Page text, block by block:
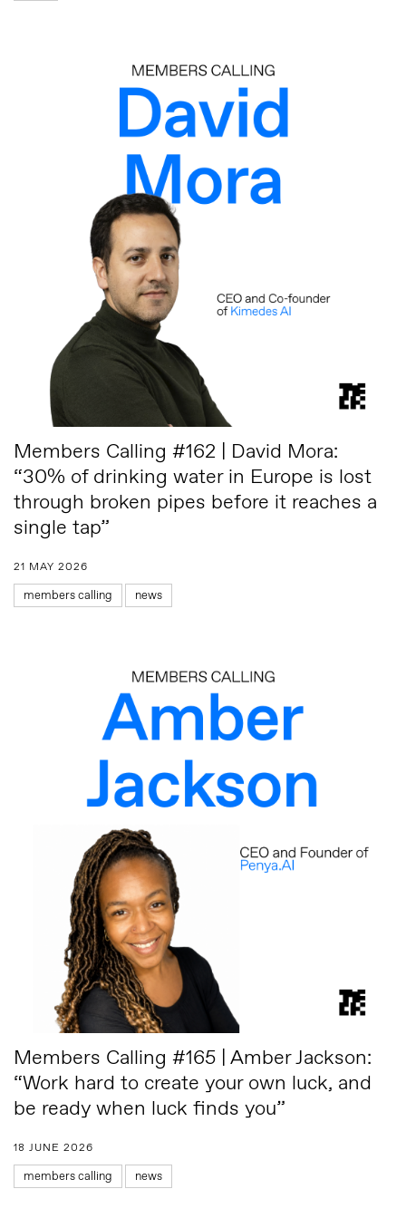
Members Calling #162 | David Mora:
“30% of drinking water in Europe is lost
through broken pipes before it reaches a
single tap”
21 MAY 2026
members calling news
Members Calling #165 | Amber Jackson:
“Work hard to create your own luck, and
be ready when luck finds you”
18 JUNE 2026
members calling news